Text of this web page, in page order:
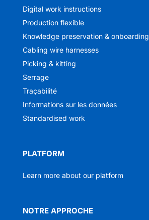
Digital work instructions
Production flexible
Knowledge preservation & onboarding
Cabling wire harnesses
Picking & kitting
Serrage
Traçabilité
Informations sur les données
Standardised work
PLATFORM
Learn more about our platform
NOTRE APPROCHE